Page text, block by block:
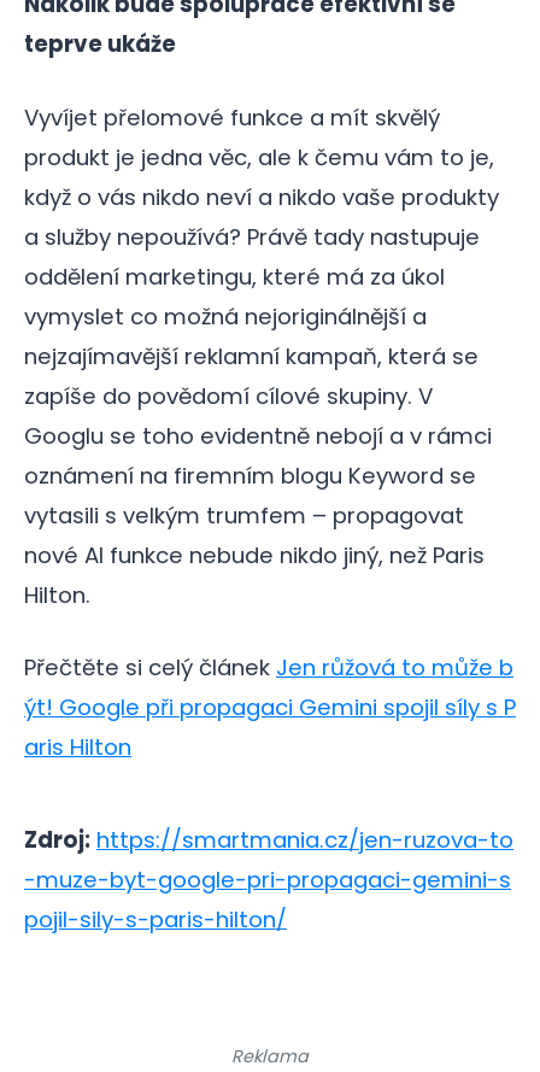
teprve ukáže
Vyvíjet přelomové funkce a mít skvělý
produkt je jedna věc, ale k čemu vám to je,
když o vás nikdo neví a nikdo vaše produkty
a služby nepoužívá? Právě tady nastupuje
oddělení marketingu, které má za úkol
vymyslet co možná nejoriginálnější a
nejzajímavější reklamní kampaň, která se
zapíše do povědomí cílové skupiny. V
Googlu se toho evidentně nebojí a v rámci
oznámení na firemním blogu Keyword se
vytasili s velkým trumfem – propagovat
nové AI funkce nebude nikdo jiný, než Paris
Hilton.
Přečtěte si celý článek Jen růžová to může b
ýt! Google při propagaci Gemini spojil síly s P
aris Hilton
Zdroj: https://smartmania.cz/jen-ruzova-to
-muze-byt-google-pri-propagaci-gemini-s
pojil-sily-s-paris-hilton/
Reklama